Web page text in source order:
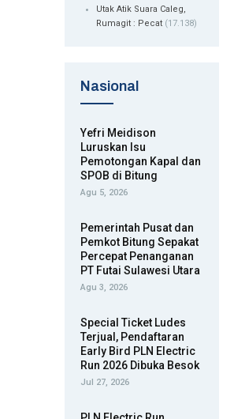
Utak Atik Suara Caleg,
Rumagit : Pecat (17.138)
Nasional
Yefri Meidison
Luruskan Isu
Pemotongan Kapal dan
SPOB di Bitung
Agu 5, 2026
Pemerintah Pusat dan
Pemkot Bitung Sepakat
Percepat Penanganan
PT Futai Sulawesi Utara
Agu 3, 2026
Special Ticket Ludes
Terjual, Pendaftaran
Early Bird PLN Electric
Run 2026 Dibuka Besok
Jul 27, 2026